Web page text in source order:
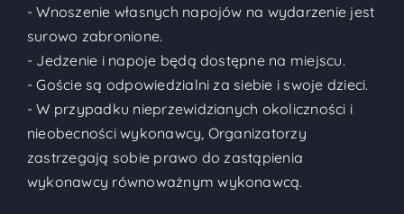
- Wnoszenie własnych napojów na wydarzenie jest
surowo zabronione.
- Jedzenie i napoje będą dostępne na miejscu.
- Goście są odpowiedzialni za siebie i swoje dzieci.
- W przypadku nieprzewidzianych okoliczności i
nieobecności wykonawcy, Organizatorzy
zastrzegają sobie prawo do zastąpienia
wykonawcy równoważnym wykonawcą.